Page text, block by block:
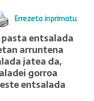
Errezeta inprimatu
entsalada
arruntena
jatea da,
gorroa
entsalada